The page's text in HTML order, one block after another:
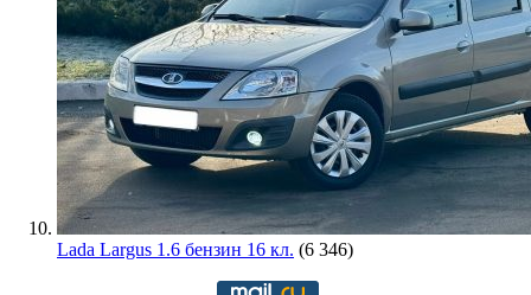
Lada Largus 1.6 бензин 16 кл. (6 346)